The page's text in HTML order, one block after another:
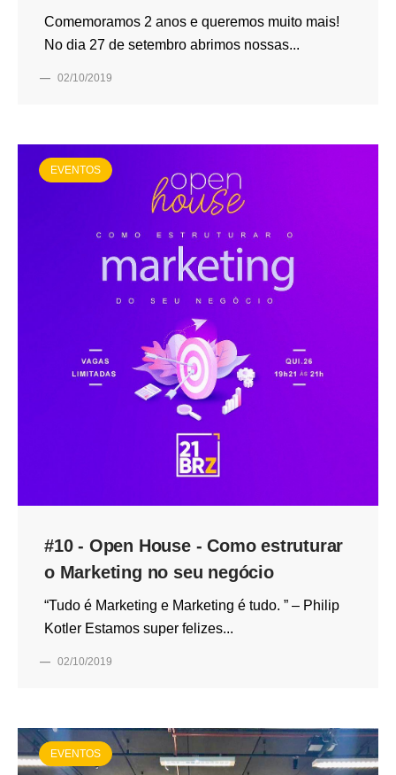
Comemoramos 2 anos e queremos muito mais!
No dia 27 de setembro abrimos nossas...
— 02/10/2019
EVENTOS
#10 - Open House - Como estruturar
o Marketing no seu negócio
“Tudo é Marketing e Marketing é tudo. ” – Philip
Kotler Estamos super felizes...
— 02/10/2019
EVENTOS